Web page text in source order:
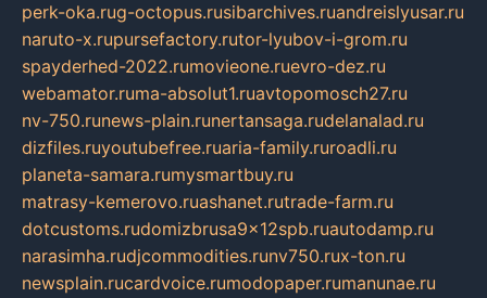
perk-oka.rug-octopus.rusibarchives.ruandreislyusar.ru
naruto-x.rupursefactory.rutor-lyubov-i-grom.ru
spayderhed-2022.rumovieone.ruevro-dez.ru
webamator.ruma-absolut1.ruavtopomosch27.ru
nv-750.runews-plain.runertansaga.rudelanalad.ru
dizfiles.ruyoutubefree.ruaria-family.ruroadli.ru
planeta-samara.rumysmartbuy.ru
matrasy-kemerovo.ruashanet.rutrade-farm.ru
dotcustoms.rudomizbrusa9x12spb.ruautodamp.ru
narasimha.rudjcommodities.runv750.rux-ton.ru
newsplain.rucardvoice.rumodopaper.rumanunae.ru